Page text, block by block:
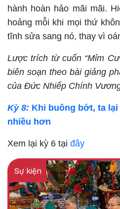
hành hoàn hảo mãi mãi.
hoảng mỗi khi mọi thứ
tĩnh sửa sang nó, thay vì
Lược trích từ cuốn “Mỉm
biên soạn theo bài giảng
của Đức Nhiếp Chính
Kỳ 8: Khi buông bớt, ta
nhiều hơn
Xem lại kỳ 6 tại đây
Sự kiện